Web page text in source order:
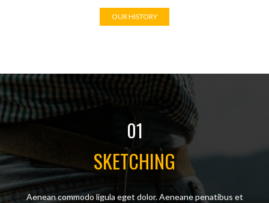
OUR HISTORY
01
SKETCHING
Aenean commodo ligula eget dolor. Aeneane penatibus et